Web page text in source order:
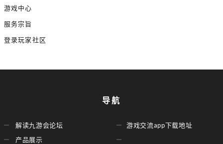
游戏中心
服务宗旨
登录玩家社区
导航
解读九游会论坛
产品展示
游戏交流app下载地址